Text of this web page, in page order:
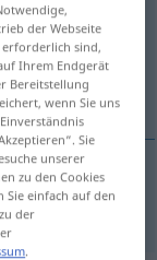
der Webseite
erforderlich sind,
Ihrem Endgerät
Bereitstellung
wenn Sie uns
Sie
unserer
zu den Cookies
Sie einfach auf den
der
.